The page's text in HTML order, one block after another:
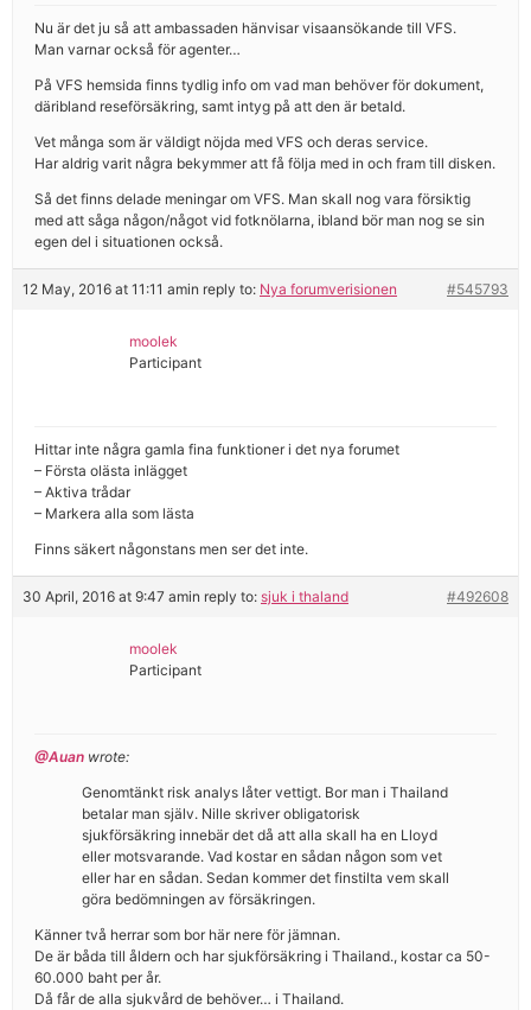
Nu är det ju så att ambassaden hänvisar visaansökande till VFS.
Man varnar också för agenter…
På VFS hemsida finns tydlig info om vad man behöver för dokument,
däribland reseförsäkring, samt intyg på att den är betald.
Vet många som är väldigt nöjda med VFS och deras service.
Har aldrig varit några bekymmer att få följa med in och fram till disken.
Så det finns delade meningar om VFS. Man skall nog vara försiktig
med att såga någon/något vid fotknölarna, ibland bör man nog se sin
egen del i situationen också.
12 May, 2016 at 11:11 amin reply to: Nya forumverisionen #545793
moolek
Participant
Hittar inte några gamla fina funktioner i det nya forumet
– Första olästa inlägget
– Aktiva trådar
– Markera alla som lästa
Finns säkert någonstans men ser det inte.
30 April, 2016 at 9:47 amin reply to: sjuk i thaland #492608
moolek
Participant
@Auan wrote:
Genomtänkt risk analys låter vettigt. Bor man i Thailand
betalar man själv. Nille skriver obligatorisk
sjukförsäkring innebär det då att alla skall ha en Lloyd
eller motsvarande. Vad kostar en sådan någon som vet
eller har en sådan. Sedan kommer det finstilta vem skall
göra bedömningen av försäkringen.
Känner två herrar som bor här nere för jämnan.
De är båda till åldern och har sjukförsäkring i Thailand., kostar ca 50-
60.000 baht per år.
Då får de alla sjukvård de behöver… i Thailand.